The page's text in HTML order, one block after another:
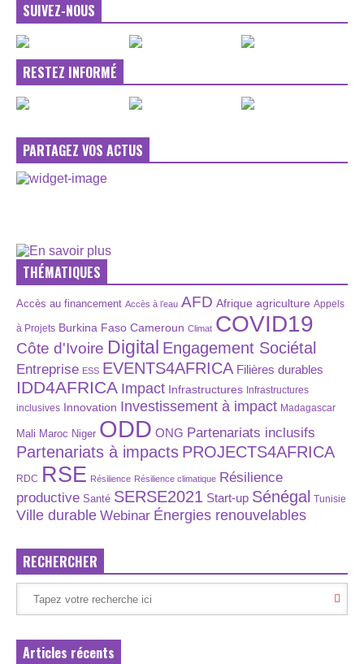
SUIVEZ-NOUS
RESTEZ INFORMÉ
PARTAGEZ VOS ACTUS
THÉMATIQUES
Accès au financement Accès à l’eau AFD Afrique agriculture Appels
à Projets Burkina Faso Cameroun Climat COVID19
Côte d'Ivoire Digital Engagement Sociétal
Entreprise ESS EVENTS4AFRICA Filières durables
IDD4AFRICA Impact Infrastructures Infrastructures
inclusives Innovation Investissement à impact Madagascar
Mali Maroc Niger ODD ONG Partenariats inclusifs
Partenariats à impacts PROJECTS4AFRICA
RDC RSE Résilience Résilience climatique Résilience
productive Santé SERSE2021 Start-up Sénégal Tunisie
Ville durable Webinar Énergies renouvelables
RECHERCHER
Articles récents